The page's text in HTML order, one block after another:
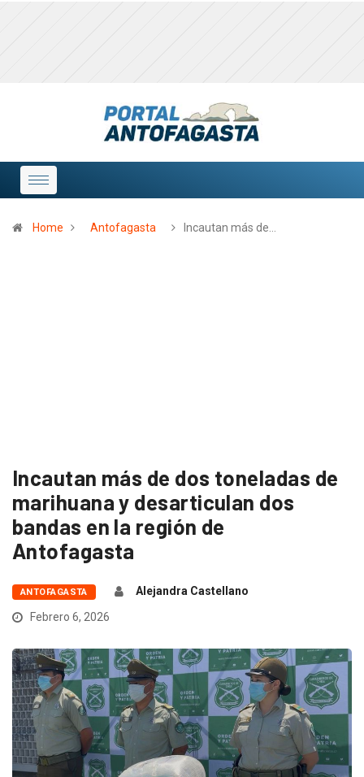
Home Antofagasta Incautan más de…
Incautan más de dos toneladas de
marihuana y desarticulan dos
bandas en la región de
Antofagasta
ANTOFAGASTA
Alejandra Castellano
Febrero 6, 2026